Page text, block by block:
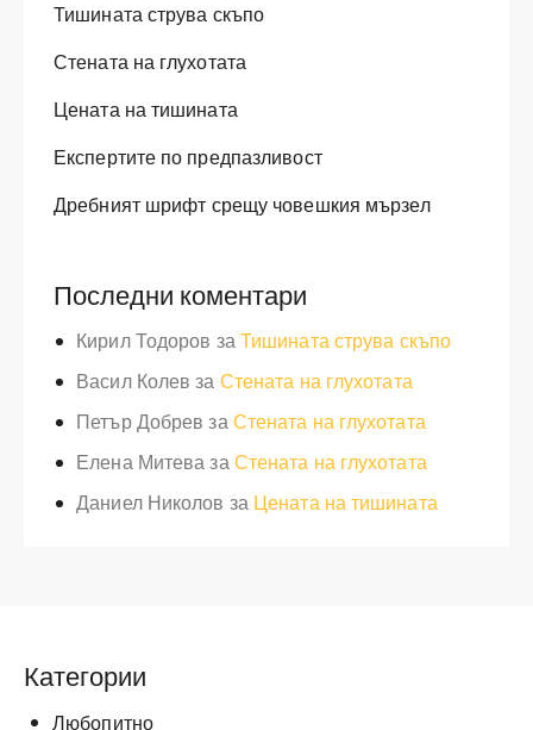
Тишината струва скъпо
Стената на глухотата
Цената на тишината
Експертите по предпазливост
Дребният шрифт срещу човешкия мързел
Последни коментари
Кирил Тодоров за Тишината струва скъпо
Васил Колев за Стената на глухотата
Петър Добрев за Стената на глухотата
Елена Митева за Стената на глухотата
Даниел Николов за Цената на тишината
Категории
Любопитно